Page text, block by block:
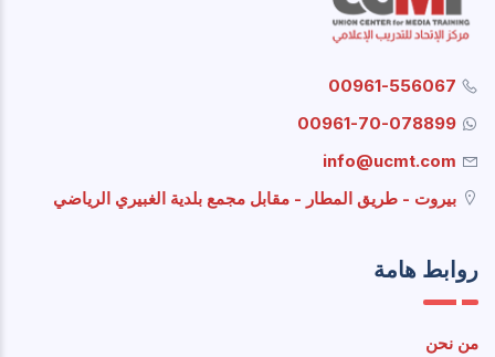
00961-556067
00961-70-078899
info@ucmt.com
بيروت - طريق المطار - مقابل مجمع بلدية الغبيري الرياضي
روابط هامة
من نحن